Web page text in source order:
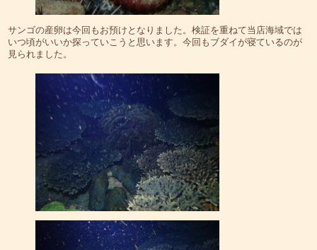
サンゴの産卵は今回もお預けとなりました。検証を重ねて当店海域では
いつ頃がいいか探っていこうと思います。今回もブダイが寝ているのが
見られました。